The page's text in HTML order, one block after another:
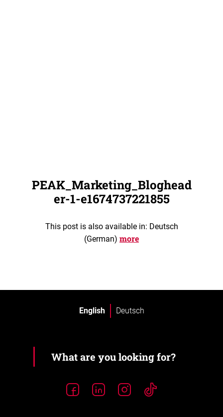
PEAK_Marketing_Bloghead
er-1-e1674737221855
This post is also available in: Deutsch
(German) more
English Deutsch